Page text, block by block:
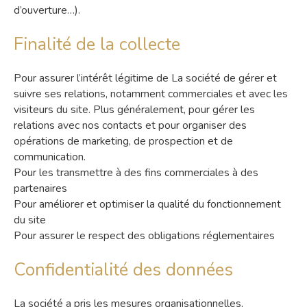
d’ouverture…).
Finalité de la collecte
Pour assurer l’intérêt légitime de La société de gérer et
suivre ses relations, notamment commerciales et avec les
visiteurs du site. Plus généralement, pour gérer les
relations avec nos contacts et pour organiser des
opérations de marketing, de prospection et de
communication.
Pour les transmettre à des fins commerciales à des
partenaires
Pour améliorer et optimiser la qualité du fonctionnement
du site
Pour assurer le respect des obligations réglementaires
Confidentialité des données
La société a pris les mesures organisationnelles,